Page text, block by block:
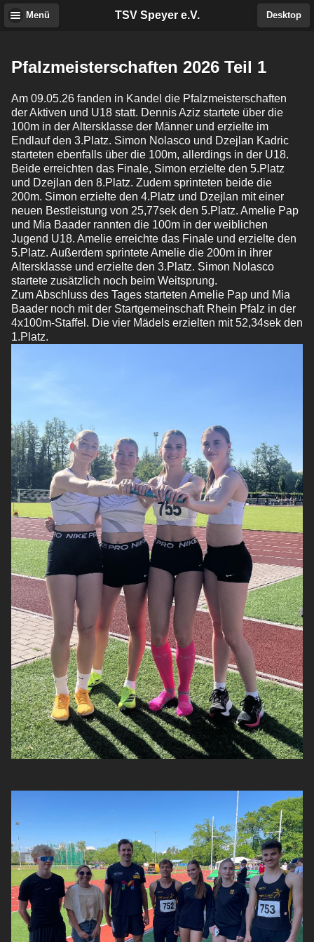
Menü TSV Speyer e.V. Desktop
Pfalzmeisterschaften 2026 Teil 1
Am 09.05.26 fanden in Kandel die Pfalzmeisterschaften
der Aktiven und U18 statt. Dennis Aziz startete über die
100m in der Altersklasse der Männer und erzielte im
Endlauf den 3.Platz. Simon Nolasco und Dzejlan Kadric
starteten ebenfalls über die 100m, allerdings in der U18.
Beide erreichten das Finale, Simon erzielte den 5.Platz
und Dzejlan den 8.Platz. Zudem sprinteten beide die
200m. Simon erzielte den 4.Platz und Dzejlan mit einer
neuen Bestleistung von 25,77sek den 5.Platz. Amelie Pap
und Mia Baader rannten die 100m in der weiblichen
Jugend U18. Amelie erreichte das Finale und erzielte den
5.Platz. Außerdem sprintete Amelie die 200m in ihrer
Altersklasse und erzielte den 3.Platz. Simon Nolasco
startete zusätzlich noch beim Weitsprung.
Zum Abschluss des Tages starteten Amelie Pap und Mia
Baader noch mit der Startgemeinschaft Rhein Pfalz in der
4x100m-Staffel. Die vier Mädels erzielten mit 52,34sek den
1.Platz.